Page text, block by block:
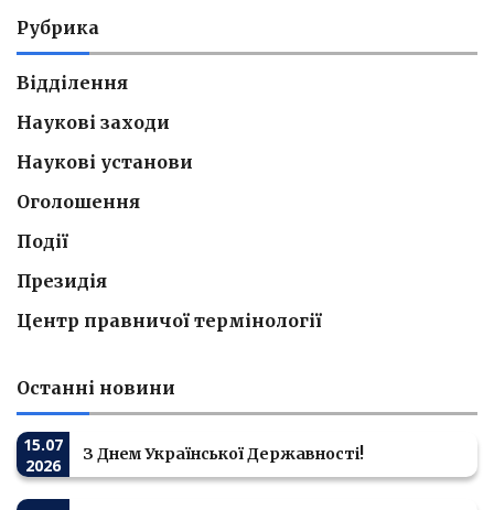
Рубрика
Відділення
Наукові заходи
Наукові установи
Оголошення
Події
Президія
Центр правничої термінології
Останні новини
15.07
2026
З Днем Української Державності!